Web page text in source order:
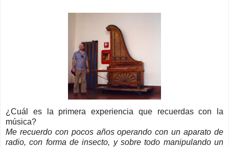
¿Cuál es la primera experiencia que recuerdas con la
música?
Me recuerdo con pocos años operando con un aparato de
radio, con forma de insecto, y sobre todo manipulando un